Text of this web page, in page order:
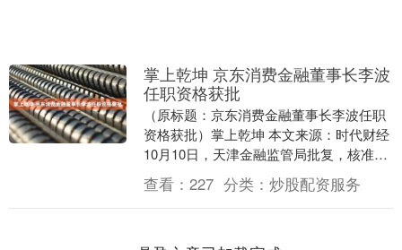
掌上乾坤 京东消费金融董事长李波
任职资格获批
（原标题：京东消费金融董事长李波任职
资格获批）掌上乾坤 本文来源：时代财经
10月10日，天津金融监管局批复，核准李
波天津京东消费金融有限公司董事长的任
职资格。....
查看： 227 分类： 炒股配资服务